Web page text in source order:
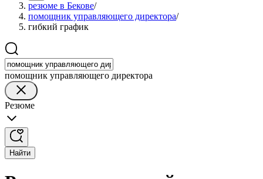
резюме в Бекове/
помощник управляющего директора/
гибкий график
помощник управляющего директора
Резюме
Найти